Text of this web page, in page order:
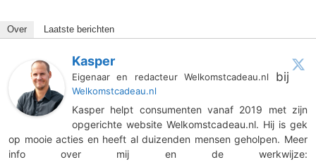
Over Laatste berichten
Kasper
Eigenaar en redacteur Welkomstcadeau.nl bij
Welkomstcadeau.nl
Kasper helpt consumenten vanaf 2019 met zijn
opgerichte website Welkomstcadeau.nl. Hij is gek
op mooie acties en heeft al duizenden mensen geholpen. Meer
info over mij en de werkwijze: